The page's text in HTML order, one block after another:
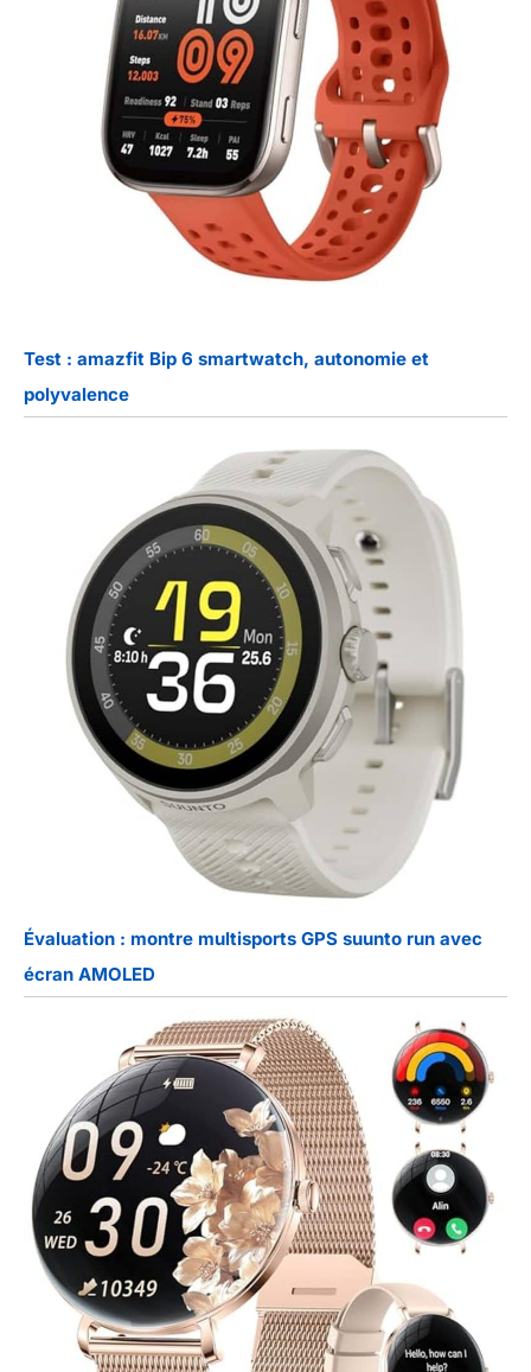
Test : amazfit Bip 6 smartwatch, autonomie et
polyvalence
Évaluation : montre multisports GPS suunto run avec
écran AMOLED